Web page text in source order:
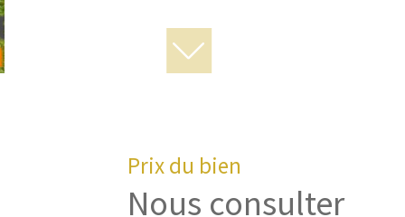
Prix du bien
Nous consulter